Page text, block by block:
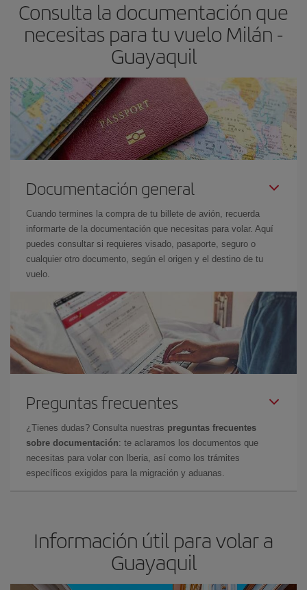
Consulta la documentación que
necesitas para tu vuelo Milán -
Guayaquil
Documentación general
Cuando termines la compra de tu billete de avión, recuerda
informarte de la documentación que necesitas para volar. Aquí
puedes consultar si requieres visado, pasaporte, seguro o
cualquier otro documento, según el origen y el destino de tu
vuelo.
Preguntas frecuentes
¿Tienes dudas? Consulta nuestras preguntas frecuentes
sobre documentación: te aclaramos los documentos que
necesitas para volar con Iberia, así como los trámites
específicos exigidos para la migración y aduanas.
Información útil para volar a
Guayaquil